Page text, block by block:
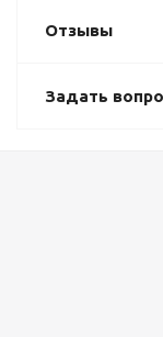
Отзывы
Задать